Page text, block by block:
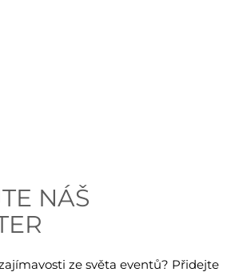
NÁŠ
ze světa eventů? Přidejte